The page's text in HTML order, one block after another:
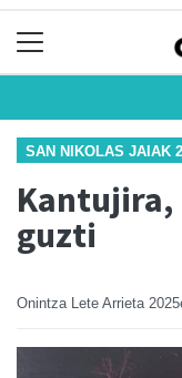
SAN NIKOLAS JAIAK
Kantujira,
guzti
Onintza Lete Arrieta